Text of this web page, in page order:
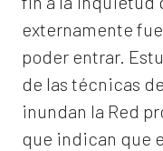
externamente
poder entrar.
de las técnicas
inundan la Red
que indican que